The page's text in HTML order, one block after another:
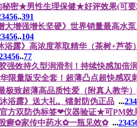
密★男性生理保健★好评效果(可要
3456..391
大增强增长坚硬》世界销量最高水
3456..104
露》高浓度萃取精华（茶树+芦荟
3456..77
强效持久型润滑剂！持续快感加倍润
限量版安全套！超薄凸点超快感双
极致超薄高品质性爱（附真人教
浴露》送大礼。镭射防伪正品 ...234
方双防伪标签❤仪器验证★可PM效
癣✿家传中药水✿一瓶见效✿ ...2345